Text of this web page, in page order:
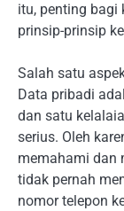
itu, penting
prinsip-prinsip
Salah satu
Data pribadi
dan satu
serius. Oleh
memahami dan
tidak pernah
nomor telepon